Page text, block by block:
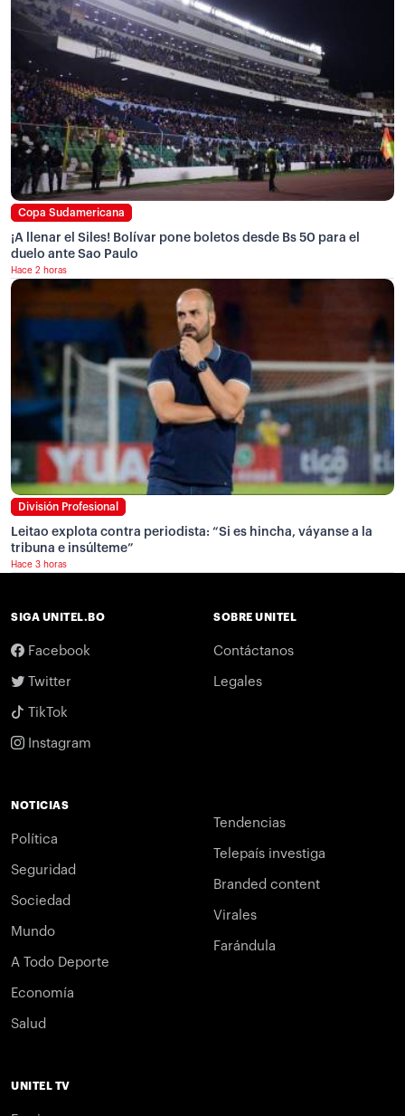
Copa Sudamericana
¡A llenar el Siles! Bolívar pone boletos desde Bs 50 para el
duelo ante Sao Paulo
Hace 2 horas
División Profesional
Leitao explota contra periodista: “Si es hincha, váyanse a la
tribuna e insúlteme”
Hace 3 horas
SIGA UNITEL.BO
Facebook
Twitter
TikTok
Instagram
SOBRE UNITEL
Contáctanos
Legales
NOTICIAS
Política
Seguridad
Sociedad
Mundo
A Todo Deporte
Economía
Salud
Tendencias
Telepaís investiga
Branded content
Virales
Farándula
UNITEL TV